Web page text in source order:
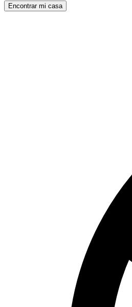
Encontrar mi casa